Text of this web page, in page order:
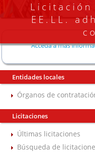
Licitación
EE.LL.
Acceda a más
Entidades locales
Órganos de
Licitaciones
Últimas licitaciones
Búsqueda de